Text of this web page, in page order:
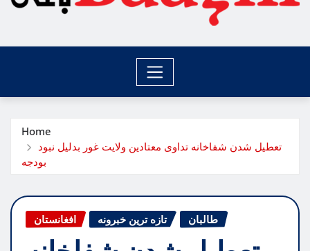
Home
تعطیل شدن شفاخانه تداوی معتادین ولایت غور بدلیل نبود
بودجه
افغانستان تازه ترین خبرونه طالبان